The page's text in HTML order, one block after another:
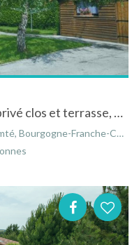
Gîte "Le Coucou", avec jardin privé clos et terrasse, à Echay dans le Doubs en Franche-Comté
Franche-Comté, France